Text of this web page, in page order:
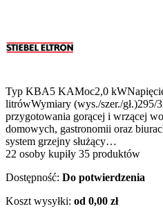
Typ KBA5 KAMoc2,0
litrówWymiary (wys./szer./gł.)295/
przygotowania gorącej i wrzącej
domowych, gastronomii oraz
system grzejny służący…
22 osoby kupiły 35 produktów
Dostępność: Do potwierdzenia
Koszt wysyłki: od 0,00 zł